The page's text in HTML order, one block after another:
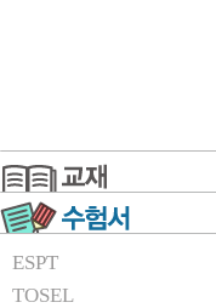
ESPT
TOSEL